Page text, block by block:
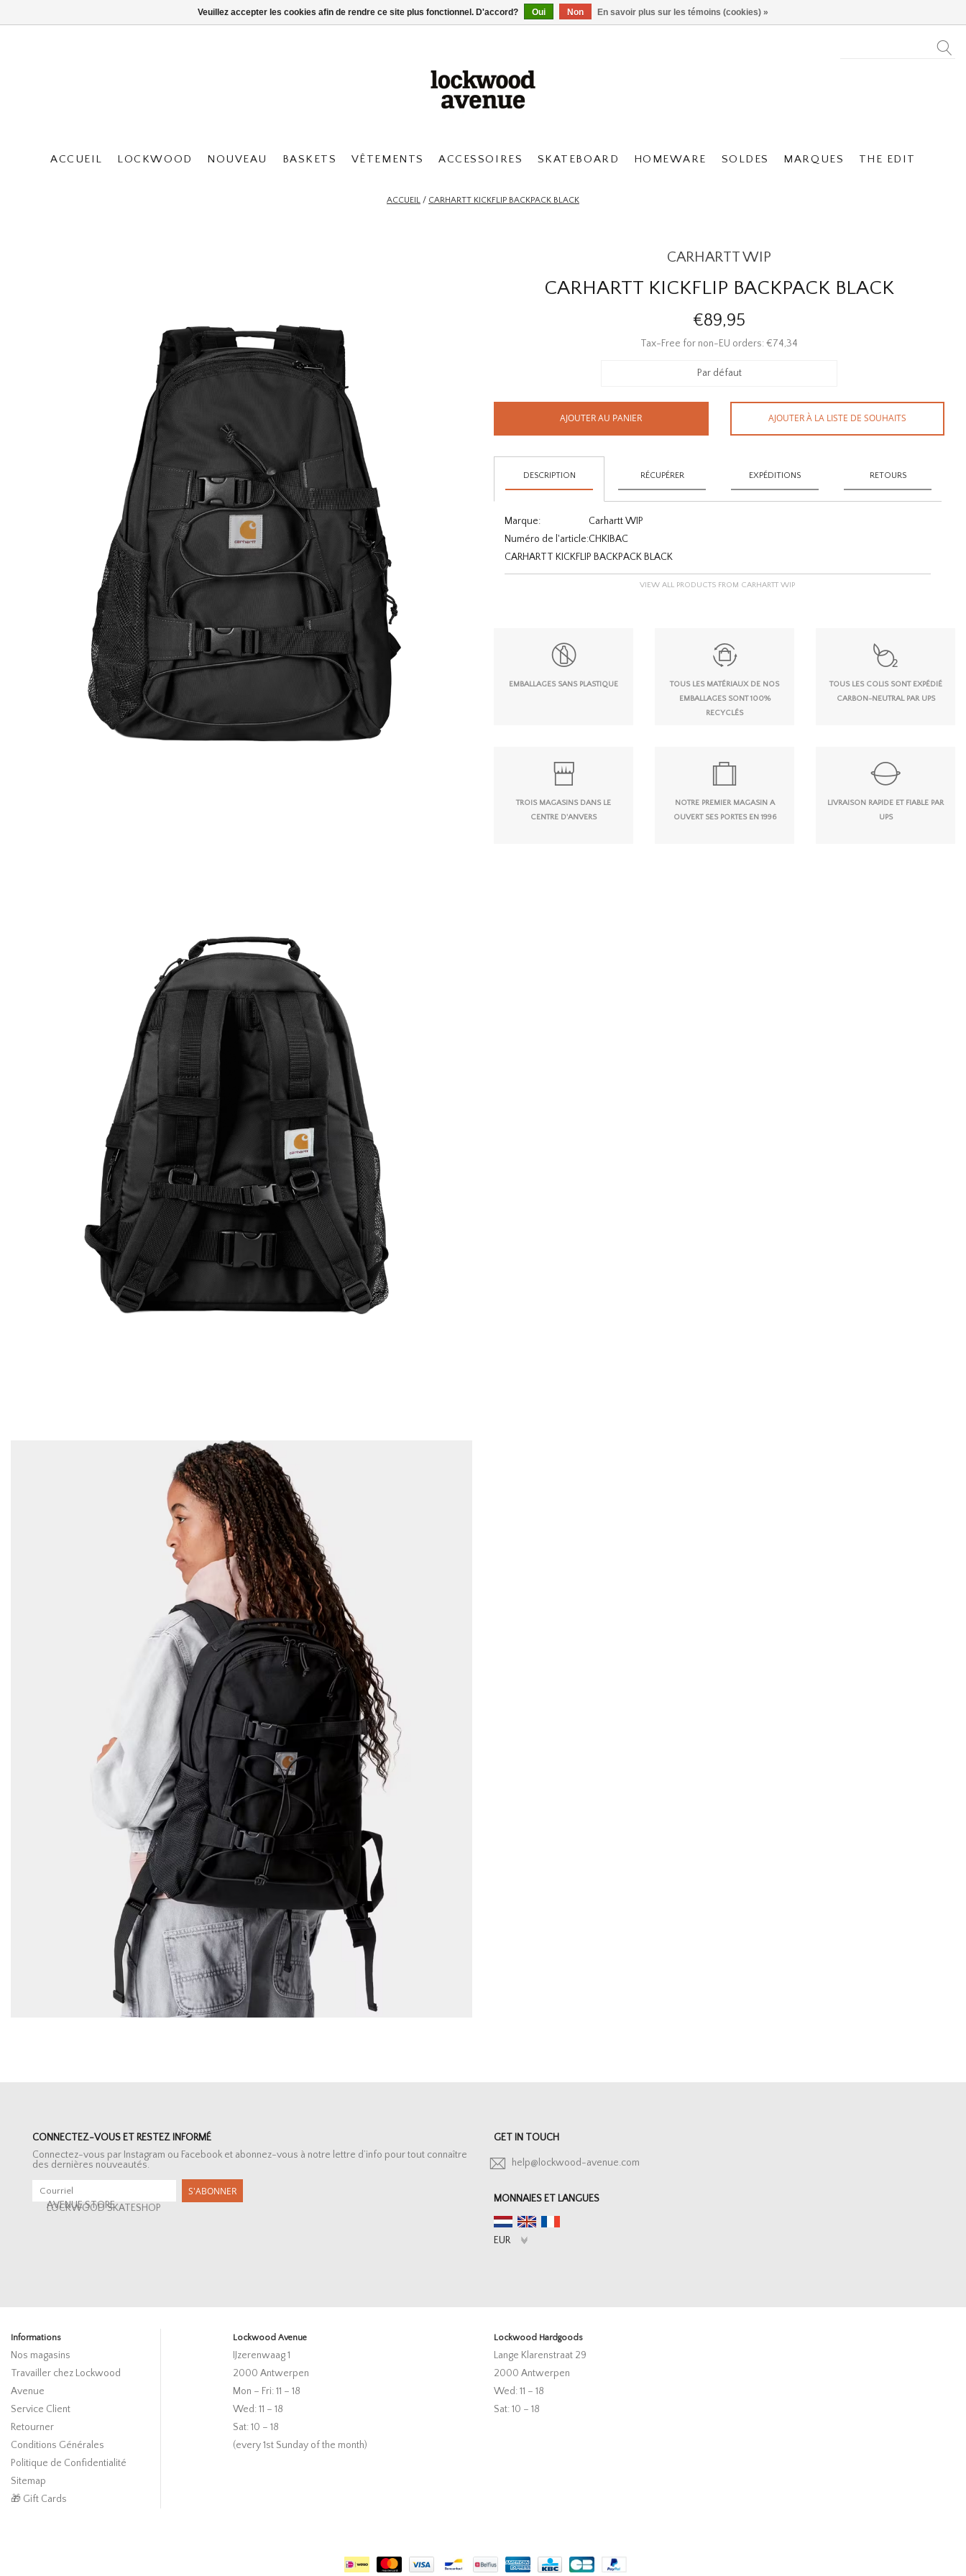
ACCUEIL LOCKWOOD NOUVEAU BASKETS VÊTEMENTS ACCESSOIRES SKATEBOARD HOMEWARE SOLDES MARQUES THE EDIT
ACCUEIL / CARHARTT KICKFLIP BACKPACK BLACK
CARHARTT WIP
CARHARTT KICKFLIP BACKPACK BLACK
€89,95
Tax-Free for non-EU orders: €74,34
Par défaut
AJOUTER AU PANIER AJOUTER À LA LISTE DE SOUHAITS
DESCRIPTION RÉCUPÉRER EXPÉDITIONS RETOURS
Marque:
Carhartt WIP
Numéro de l'article:CHKIBAC
CARHARTT KICKFLIP BACKPACK BLACK
VIEW ALL PRODUCTS FROM CARHARTT WIP
EMBALLAGES SANS PLASTIQUE
TOUS LES MATÉRIAUX DE NOS
EMBALLAGES SONT 100%
RECYCLÉS
TOUS LES COLIS SONT EXPÉDIÉ
CARBON-NEUTRAL PAR UPS
TROIS MAGASINS DANS LE
CENTRE D'ANVERS
NOTRE PREMIER MAGASIN A
OUVERT SES PORTES EN 1996
LIVRAISON RAPIDE ET FIABLE PAR
UPS
CONNECTEZ-VOUS ET RESTEZ INFORMÉ
Connectez-vous par Instagram ou Facebook et abonnez-vous à notre lettre d’info pour tout connaître
des dernières nouveautés.
S'ABONNER
AVENUE STORE
LOCKWOOD SKATESHOP
GET IN TOUCH
help@lockwood-avenue.com
MONNAIES ET LANGUES
Informations
Nos magasins
Travailler chez Lockwood
Avenue
Service Client
Retourner
Conditions Générales
Politique de Confidentialité
Sitemap
🎁 Gift Cards
Lockwood Avenue
IJzerenwaag 1
2000 Antwerpen
Mon – Fri: 11 – 18
Wed: 11 – 18
Sat: 10 – 18
(every 1st Sunday of the month)
Lockwood Hardgoods
Lange Klarenstraat 29
2000 Antwerpen
Wed: 11 – 18
Sat: 10 – 18
Veuillez accepter les cookies afin de rendre ce site plus fonctionnel. D'accord? Oui Non En savoir plus sur les témoins (cookies) »